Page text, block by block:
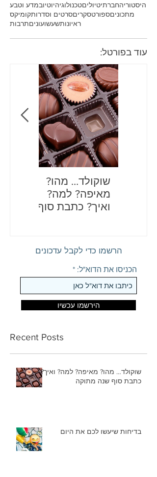
היסטוריהחברתיטיוליםטכנולוגיהיוטיובמדע וטבע
מתכוניםספורטסקריםסרטים וסדרותקומיקס
ראיונותשעשועוניםתרבות
עוד בפורטל:
שוקולד… מהו?
מאיפה? למה?
ואיך? כתבת סוף
הרשמו כדי לקבל עדכונים
הכניסו את הדוא"ל:
הירשמו עכשיו
Recent Posts
שוקולד… מהו? מאיפה? למה? ואיך?
כתבת סוף שנה מתוקה
בדיחות שיעשו לכם את היום